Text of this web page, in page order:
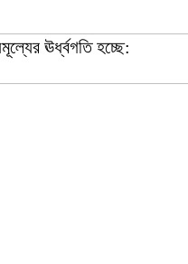
ঊর্ধ্বগতি হচ্ছে: